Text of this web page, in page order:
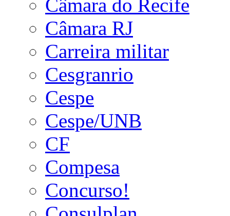
Câmara do Recife
Câmara RJ
Carreira militar
Cesgranrio
Cespe
Cespe/UNB
CF
Compesa
Concurso!